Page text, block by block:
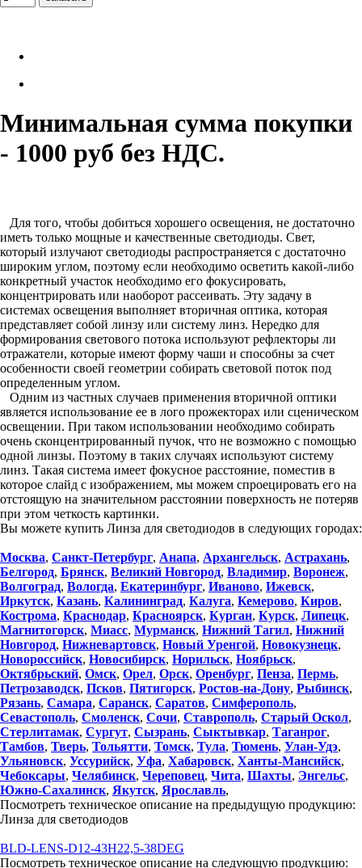
Минимальная сумма покупки
- 1000 руб без НДС.
Для того, чтобы добиться хорошего освещения, не достаточно
иметь только мощные и качественные светодиоды. Свет,
который излучают светодиоды распространяется с достаточно
широким углом, поэтому если необходимо осветить какой-либо
конкретный участок необходимо его фокусировать,
концентрировать или наоборот рассеивать. Эту задачу в
системах освещения выполняет вторичная оптика, которая
представляет собой линзу или систему линз. Нередко для
формирования светового потока используют рефлекторы ли
отражатели, которые имеют форму чаши и способны за счет
особенности своей геометрии собирать световой поток под
определенным углом.
Одним из частных случаев применения вторичной оптики
является использование ее в лого прожекторах или сценическом
освещении. При таком использовании необходимо собирать
очень сконцентрированный пучок, что не возможно с помощью
одной линзы. Поэтому в таких случаях используют систему
линз. Такая система имеет фокусное расстояние, поместив в
которое слайд с изображением, мы можем спроецировать его на
отстоящую на значительном расстоянии поверхность не потеряв
при этом четкость картинки.
Вы можете купить Линза для светодиодов в следующих городах:
Москва, Санкт-Петербург, Анапа, Архангельск, Астрахань,
Белгород, Брянск, Великий Новгород, Владимир, Воронеж,
Волгоград, Вологда, Екатеринбург, Иваново, Ижевск,
Иркутск, Казань, Калининград, Калуга, Кемерово, Киров,
Кострома, Краснодар, Красноярск, Курган, Курск, Липецк,
Магнитогорск, Миасс, Мурманск, Нижний Тагил, Нижний
Новгород, Нижневартовск, Новый Уренгой, Новокузнецк,
Новороссийск, Новосибирск, Норильск, Ноябрьск,
Октябрьский, Омск, Орел, Орск, Оренбург, Пенза, Пермь,
Петрозаводск, Псков, Пятигорск, Ростов-на-Дону, Рыбинск,
Рязань, Самара, Саранск, Саратов, Симферополь,
Севастополь, Смоленск, Сочи, Ставрополь, Старый Оскол,
Стерлитамак, Сургут, Сызрань, Сыктывкар, Таганрог,
Тамбов, Тверь, Тольятти, Томск, Тула, Тюмень, Улан-Удэ,
Ульяновск, Уссурийск, Уфа, Хабаровск, Ханты-Мансийск,
Чебоксары, Челябинск, Череповец, Чита, Шахты, Энгельс,
Южно-Сахалинск, Якутск, Ярославль,
Посмотреть техническое описание на предыдущую продукцию:
Линза для светодиодов
BLD-LENS-D12-43H22,5-38DEG
Посмотреть техническое описание на следующую продукцию: